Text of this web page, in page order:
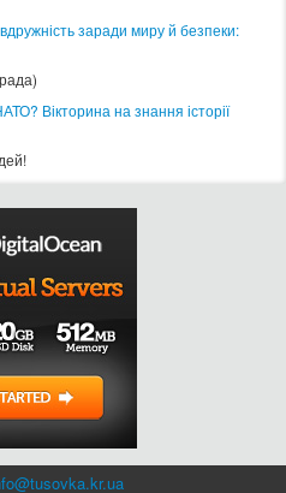
заради миру й безпеки:
Вікторина на знання історії